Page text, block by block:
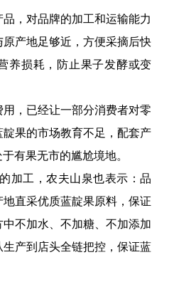
，对品牌的加工和运输能力
产地足够近，方便采摘后快
养损耗，防止果子发酵或变
，已经让一部分消费者对零
果的市场教育不足，配套产
有果无市的尴尬境地。
加工，农夫山泉也表示：品
直采优质蓝靛果原料，保证
不加水、不加糖、不加添加
产到店头全链把控，保证蓝